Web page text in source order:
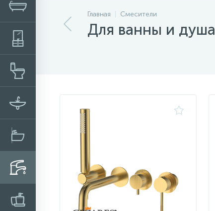
Главная Смесители
Для ванны и душа